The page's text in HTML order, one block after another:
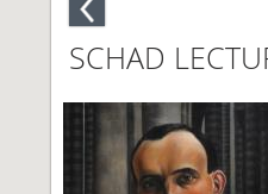
SCHAD